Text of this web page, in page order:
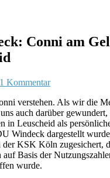
Conni am
1 Kommentar
verstehen. Als wir die
auch darüber gewundert,
in Leuscheid als
Windeck dargestellt
KSK Köln zugesichert,
auf Basis der
wurde.